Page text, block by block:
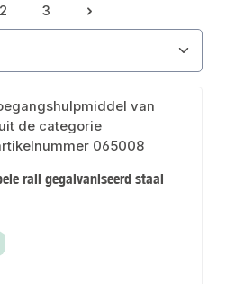
Pagina
2
Pagina
3
rail gegalvaniseerd staal